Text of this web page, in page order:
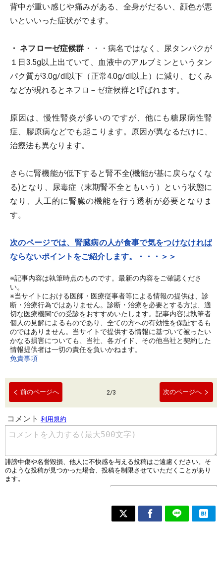
背中が重い感じや痛みがある、全身がだるい、顔色が悪
いといいった症状がでます。
・ ネフローゼ症候群 ・・・病名ではなく、尿タンパクが
１日3.5g以上出ていて、血液中のアルブミンというタン
パク質が3.0g/dl以下（正常4.0g/dl以上）に減り、むくみ
などが現れるとネフロ－ゼ症候群と呼ばれます。
原因は、慢性腎炎が多いのですが、他にも糖尿病性腎
症、膠原病などでも起こります。原因が異なるだけに、
治療法も異なります。
さらに腎機能が低下すると腎不全(機能が基に戻らなくな
る)となり、尿毒症（末期腎不全ともいう）という状態に
なり、人工的に腎臓の機能を行う透析が必要となりま
す。
次のページでは、腎臓病の人が食事で気をつけなければ
ならないポイントをご紹介します。・・・＞＞
※記事内容は執筆時点のものです。最新の内容をご確認くださ
い。
※当サイトにおける医師・医療従事者等による情報の提供は、診
断・治療行為ではありません。診断・治療を必要とする方は、適
切な医療機関での受診をおすすめいたします。記事内容は執筆者
個人の見解によるものであり、全ての方への有効性を保証するも
のではありません。当サイトで提供する情報に基づいて被ったい
かなる損害についても、当社、各ガイド、その他当社と契約した
情報提供者は一切の責任を負いかねます。
免責事項
前のページへ 2/3 次のページへ